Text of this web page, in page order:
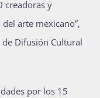
2027-1
creadoras y
arte mexicano”,
Difusión Cultural
por los 15